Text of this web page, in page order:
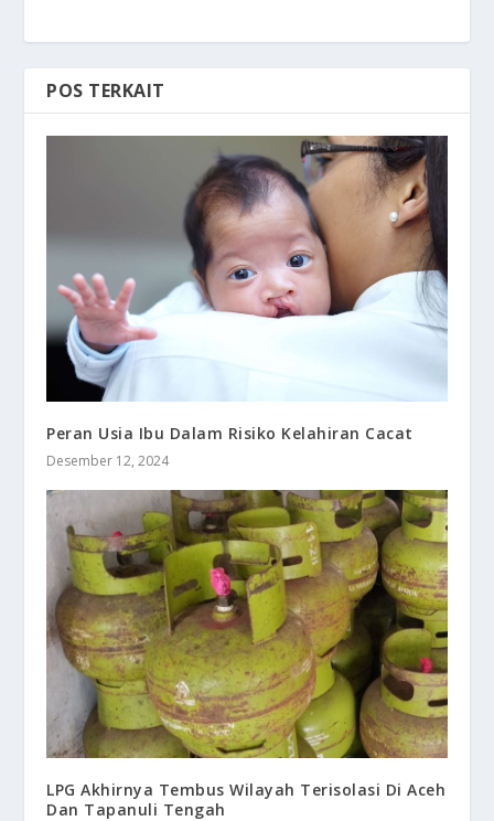
POS TERKAIT
Peran Usia Ibu Dalam Risiko Kelahiran Cacat
Desember 12, 2024
LPG Akhirnya Tembus Wilayah Terisolasi Di Aceh
Dan Tapanuli Tengah